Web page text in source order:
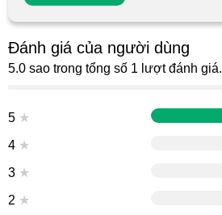
Đánh giá của người dùng
5.0 sao trong tổng số 1 lượt đánh giá.
5 ★
4 ★
3 ★
2 ★